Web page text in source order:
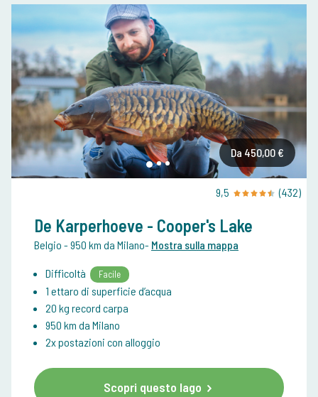
Da 450,00 €
9,5 (432)
De Karperhoeve - Cooper's Lake
Belgio - 950 km da Milano- Mostra sulla mappa
Difficoltà Facile
1 ettaro di superficie d’acqua
20 kg record carpa
950 km da Milano
2x postazioni con alloggio
Scopri questo lago